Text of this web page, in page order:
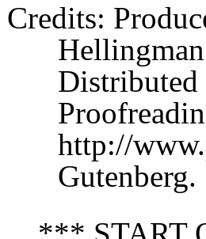
Credits:
Distributed
http://
Gutenberg.